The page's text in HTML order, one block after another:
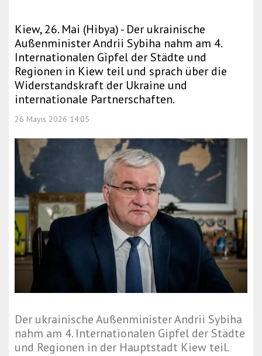
Kiew, 26. Mai (Hibya) - Der ukrainische
Außenminister Andrii Sybiha nahm am 4.
Internationalen Gipfel der Städte und
Regionen in Kiew teil und sprach über die
Widerstandskraft der Ukraine und
internationale Partnerschaften.
26 Mayıs 2026 14:05
Der ukrainische Außenminister Andrii Sybiha
nahm am 4. Internationalen Gipfel der Städte
und Regionen in der Hauptstadt Kiew teil.